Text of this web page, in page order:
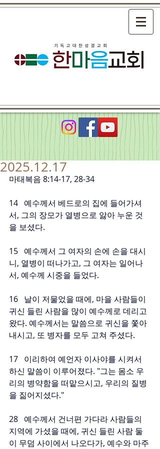
2025.12.17
마태복음 8:14-17, 28-34
14   예수께서 베드로의 집에 들어가셔
서, 그의 장모가 열병으로 앓아 누운 것
을 보셨다.
15   예수께서 그 여자의 손에 손을 대시
니, 열병이 떠나가고, 그 여자는 일어나
서, 예수께 시중을 들었다.
16   날이 저물었을 때에, 마을 사람들이
귀신 들린 사람을 많이 예수께로 데리고
왔다. 예수께서는 말씀으로 귀신을 쫓아
내시고, 또 병자를 모두 고쳐 주셨다.
17   이리하여 예언자 이사야를 시켜서
하신 말씀이 이루어졌다. "그는 몸소 우
리의 병약함을 떠맡으시고, 우리의 질병
을 짊어지셨다."
28   예수께서 건너편 가다라 사람들의
지역에 가셨을 때에, 귀신 들린 사람 둘
이 무덤 사이에서 나오다가, 예수와 마주